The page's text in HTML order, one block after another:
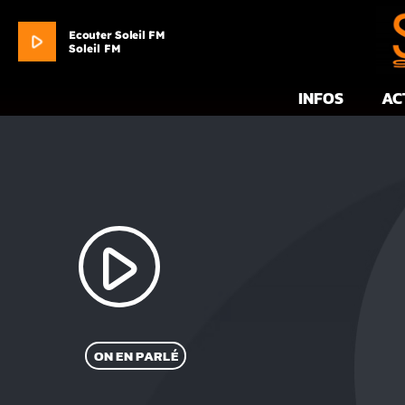
play_arrow
Ecouter Soleil FM
Soleil FM
INFOS
play_arrow
ON EN PARLÉ